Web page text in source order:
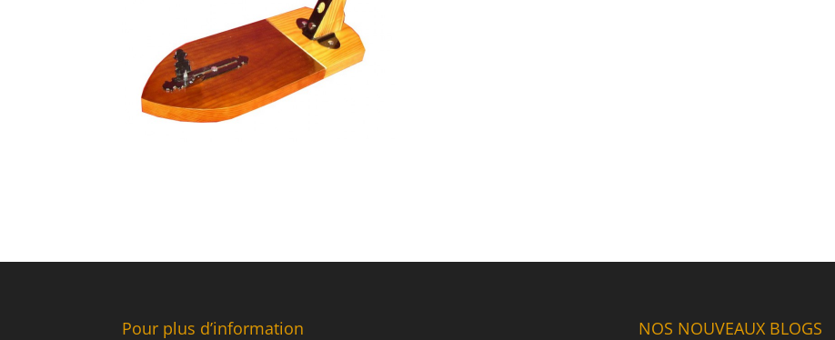
Pour plus d’information NOS NOUVEAUX BLOGS